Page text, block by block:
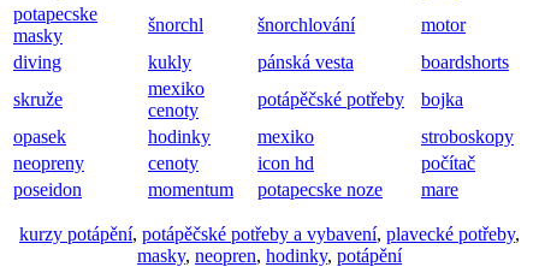
potapecske
masky
šnorchl šnorchlování
motor
diving
kukly pánská vesta
boardshorts
skruže
mexiko
cenoty
potápěčské potřeby
bojka
opasek
hodinky mexiko
stroboskopy
neopreny
cenoty icon hd
počítač
poseidon
momentum potapecske noze mare
kurzy potápění, potápěčské potřeby a vybavení, plavecké potřeby,
masky, neopren, hodinky, potápění